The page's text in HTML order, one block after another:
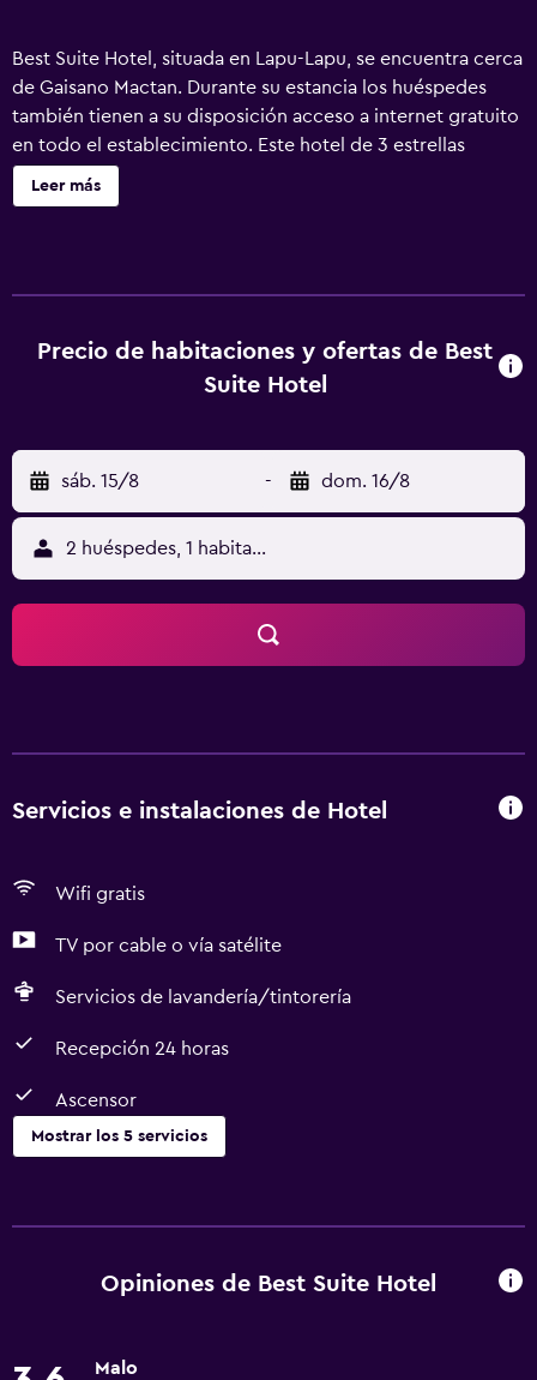
Best Suite Hotel, situada en Lapu-Lapu, se encuentra cerca
de Gaisano Mactan. Durante su estancia los huéspedes
también tienen a su disposición acceso a internet gratuito
en todo el establecimiento. Este hotel de 3 estrellas
ofrece recepción 24 horas, servicio de lavandería y
servicio de tintorería. El hotel cuenta con habitaciones
Island Aquarium y SM City Cebu están a solo un cómodo
trayecto en coche del hotel.
Leer más
Precio de habitaciones y ofertas de Best
Suite Hotel
sáb. 15/8 - dom. 16/8
2 huéspedes, 1 habitación
Servicios e instalaciones de Hotel
Wifi gratis
TV por cable o vía satélite
Servicios de lavandería/tintorería
Recepción 24 horas
Ascensor
Mostrar los 5 servicios
TV por cable o vía satélite
Accesibilidad y adecuación
Opiniones de Best Suite Hotel
Malo